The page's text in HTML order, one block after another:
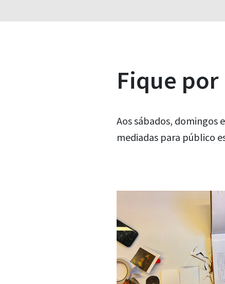
Fique
Aos sábados, domingos
mediadas para público